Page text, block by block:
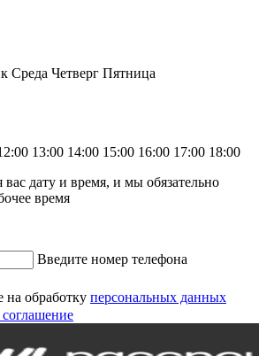
Среда Четверг Пятница
13:00 14:00 15:00 16:00 17:00 18:00
дату и время, и мы обязательно
время
Введите номер телефона
на обработку персональных данных
соглашение